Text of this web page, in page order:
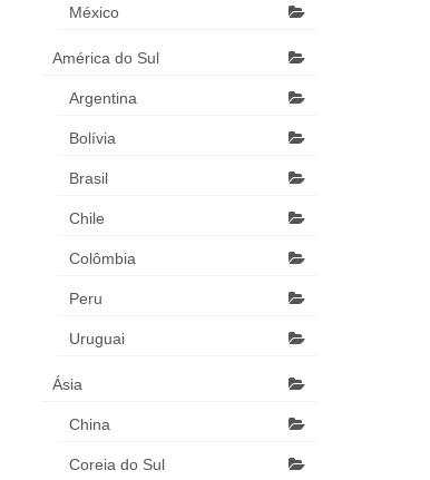
México
América do Sul
Argentina
Bolívia
Brasil
Chile
Colômbia
Peru
Uruguai
Ásia
China
Coreia do Sul